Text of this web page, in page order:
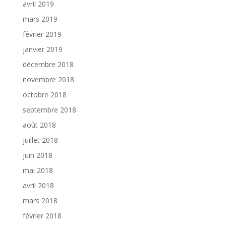
avril 2019
mars 2019
février 2019
janvier 2019
décembre 2018
novembre 2018
octobre 2018
septembre 2018
août 2018
juillet 2018
juin 2018
mai 2018
avril 2018
mars 2018
février 2018